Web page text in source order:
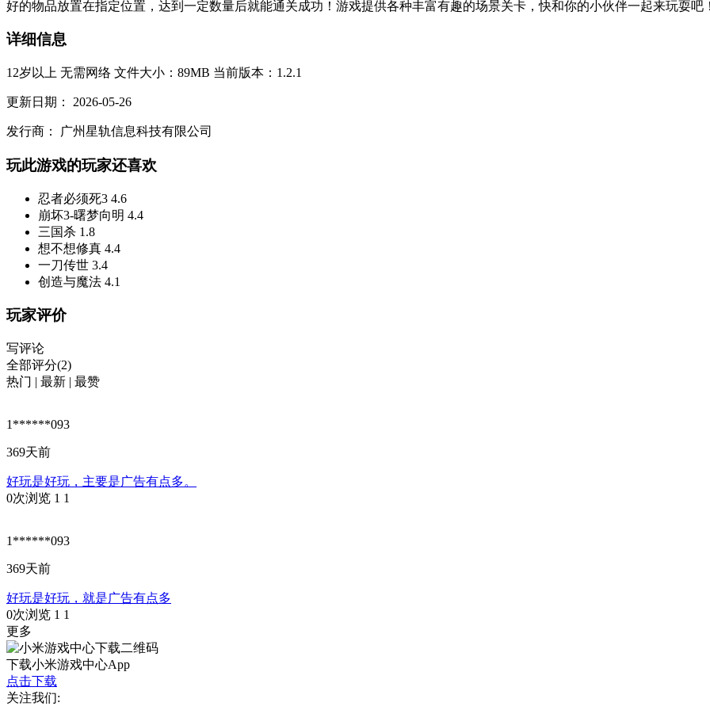
好的物品放置在指定位置，达到一定数量后就能通关成功！游戏提供各种丰富有趣的场景关卡，快和你的小伙伴一起来玩耍吧
详细信息
12岁以上 无需网络 文件大小：89MB 当前版本：1.2.1
更新日期： 2026-05-26
发行商： 广州星轨信息科技有限公司
玩此游戏的玩家还喜欢
忍者必须死3 4.6
崩坏3-曙梦向明 4.4
三国杀 1.8
想不想修真 4.4
一刀传世 3.4
创造与魔法 4.1
玩家评价
写评论
全部评分(2)
热门 | 最新 | 最赞
1******093
369天前
好玩是好玩，主要是广告有点多。
0次浏览 1 1
1******093
369天前
好玩是好玩，就是广告有点多
0次浏览 1 1
更多
下载小米游戏中心App
点击下载
关注我们: